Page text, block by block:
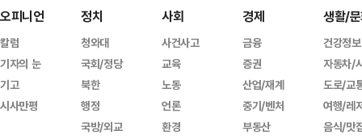
오피니언
칼럼
기자의 눈
기고
시사만평
정치
청와대
국회/정당
북한
행정
국방/외교
사회
사건사고
교육
노동
언론
환경
경제
금융
증권
산업/재계
중기/벤처
부동산
생활/
건강정보
자동차/
도로/교
여행/레
음식/맛